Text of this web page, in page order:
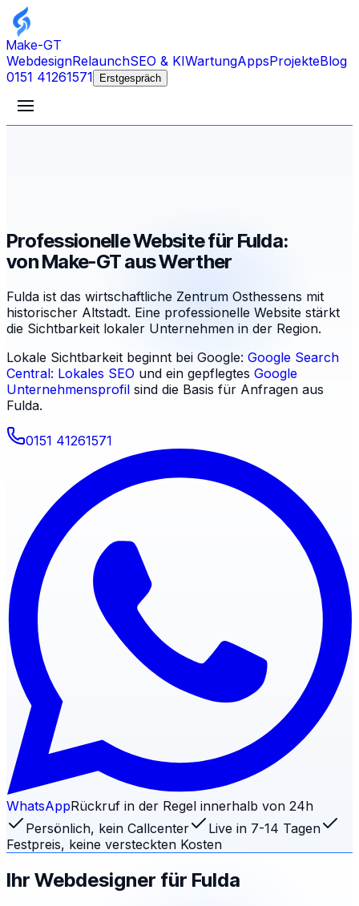
Make-GT
WebdesignRelaunchSEO & KIWartungAppsProjekteBlog
0151 41261571
Erstgespräch
Professionelle Website für Fulda:
von Make-GT aus Werther
Fulda ist das wirtschaftliche Zentrum Osthessens mit
historischer Altstadt. Eine professionelle Website stärkt
die Sichtbarkeit lokaler Unternehmen in der Region.
Lokale Sichtbarkeit beginnt bei Google: Google Search
Central: Lokales SEO und ein gepflegtes Google
Unternehmensprofil sind die Basis für Anfragen aus
Fulda.
0151 41261571
WhatsAppRückruf in der Regel innerhalb von 24h
Persönlich, kein Callcenter
Live in 7-14 Tagen
Festpreis, keine versteckten Kosten
Ihr Webdesigner für Fulda